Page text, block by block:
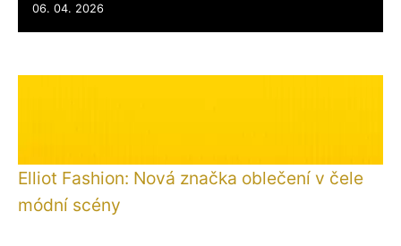
06. 04. 2026
Elliot Fashion: Nová značka oblečení v čele
módní scény